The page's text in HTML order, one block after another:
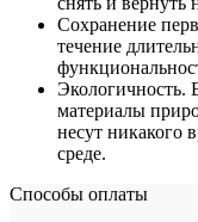
Сохранение
течение
Экологичность.
материалы
несут никакого
среде.
Способы оплаты